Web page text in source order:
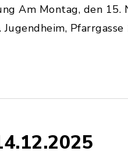
Am Montag, den 15.